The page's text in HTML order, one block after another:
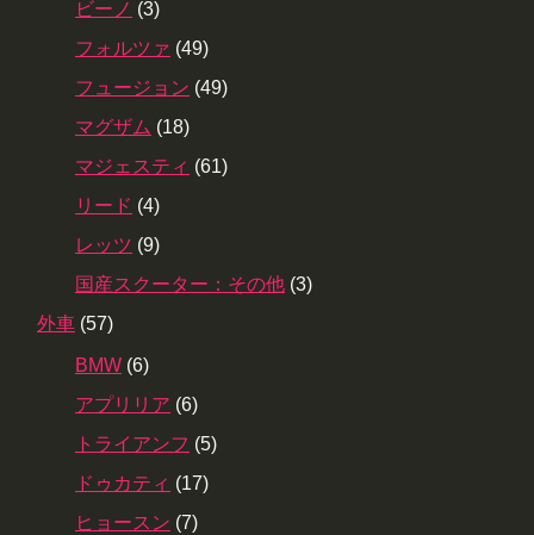
ビーノ (3)
フォルツァ (49)
フュージョン (49)
マグザム (18)
マジェスティ (61)
リード (4)
レッツ (9)
国産スクーター：その他 (3)
外車 (57)
BMW (6)
アプリリア (6)
トライアンフ (5)
ドゥカティ (17)
ヒョースン (7)